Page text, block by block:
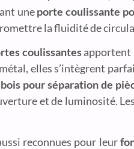
uneporte coulissante
la fluidité de
coulissantesapportent
elles s’intègrent
pour séparation de
et de luminosité.
reconnues pour leur